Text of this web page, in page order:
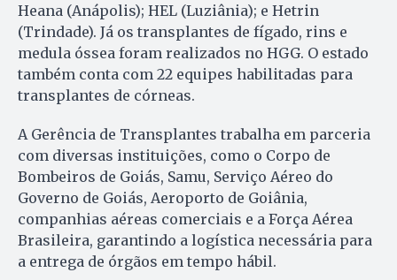
Heana (Anápolis); HEL (Luziânia); e Hetrin
(Trindade). Já os transplantes de fígado, rins e
medula óssea foram realizados no HGG. O estado
também conta com 22 equipes habilitadas para
transplantes de córneas.
A Gerência de Transplantes trabalha em parceria
com diversas instituições, como o Corpo de
Bombeiros de Goiás, Samu, Serviço Aéreo do
Governo de Goiás, Aeroporto de Goiânia,
companhias aéreas comerciais e a Força Aérea
Brasileira, garantindo a logística necessária para
a entrega de órgãos em tempo hábil.